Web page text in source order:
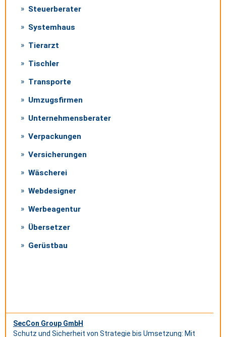
Steuerberater
Systemhaus
Tierarzt
Tischler
Transporte
Umzugsfirmen
Unternehmensberater
Verpackungen
Versicherungen
Wäscherei
Webdesigner
Werbeagentur
Übersetzer
Gerüstbau
SecCon Group GmbH
Schutz und Sicherheit von Strategie bis Umsetzung: Mit